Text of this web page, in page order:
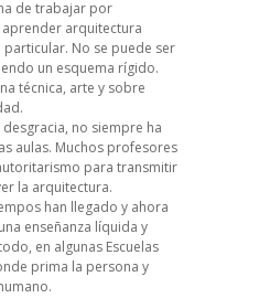
de trabajar por
aprender arquitectura
No se puede ser
un esquema rígido.
técnica, arte y sobre
no siempre ha
aulas. Muchos profesores
para transmitir
la arquitectura.
han llegado y ahora
enseñanza líquida y
en algunas Escuelas
prima la persona y